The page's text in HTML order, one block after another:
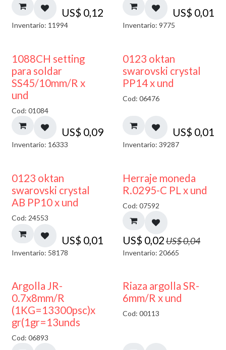
US$ 0,12
Inventario: 11994
US$ 0,01
Inventario: 9775
1088CH setting
para soldar
SS45/10mm/R x
und
Cod: 01084
US$ 0,09
Inventario: 16333
0123 oktan
swarovski crystal
PP14 x und
Cod: 06476
US$ 0,01
Inventario: 39287
0123 oktan
swarovski crystal
AB PP10 x und
Cod: 24553
US$ 0,01
Inventario: 58178
50% DESCUENTO
Herraje moneda
R.0295-C PL x und
Cod: 07592
US$ 0,02US$0,04
Inventario: 20665
Argolla JR-
0.7x8mm/R
(1KG=13300psc)x
gr(1gr=13unds
Cod: 06893
Riaza argolla SR-
6mm/R x und
Cod: 00113